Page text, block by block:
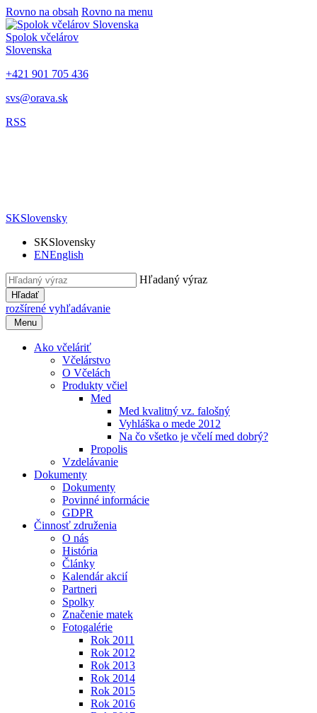
Rovno na obsah Rovno na menu
Spolok včelárov
Slovenska
+421 901 705 436
svs@orava.sk
RSS
SKSlovensky
SKSlovensky
ENEnglish
Hľadaný výraz
Hľadať
rozšírené vyhľadávanie
Menu
Ako včeláriť
Včelárstvo
O Včelách
Produkty včiel
Med
Med kvalitný vz. falošný
Vyhláška o mede 2012
Na čo všetko je včelí med dobrý?
Propolis
Vzdelávanie
Dokumenty
Dokumenty
Povinné informácie
GDPR
Činnosť združenia
O nás
História
Články
Kalendár akcií
Partneri
Spolky
Značenie matek
Fotogalérie
Rok 2011
Rok 2012
Rok 2013
Rok 2014
Rok 2015
Rok 2016